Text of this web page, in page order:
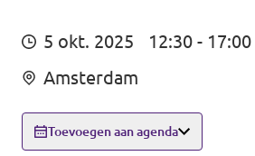
Volt Foodvalley
Mensen
Nieuws
5 okt. 2025
12:30 - 17:00
Amsterdam
Toevoegen aan agenda